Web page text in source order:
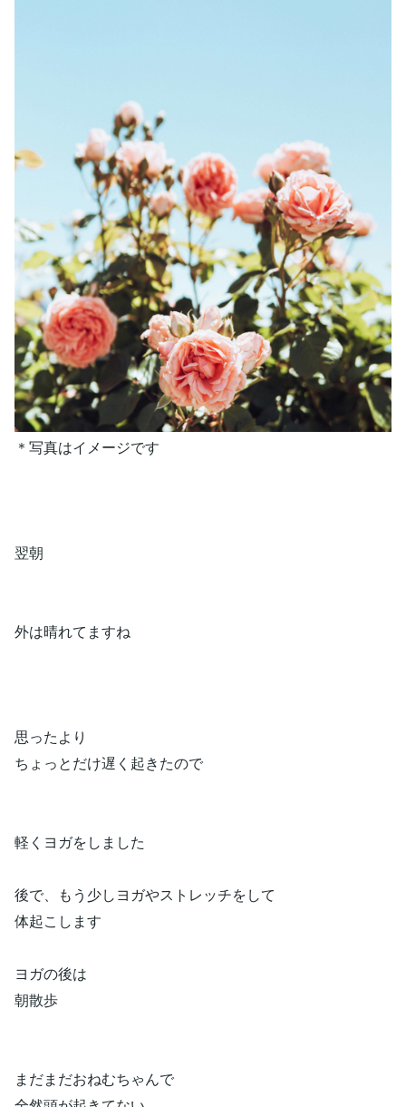
＊写真はイメージです
翌朝
外は晴れてますね
思ったより
ちょっとだけ遅く起きたので
軽くヨガをしました
後で、もう少しヨガやストレッチをして
体起こします
ヨガの後は
朝散歩
まだまだおねむちゃんで